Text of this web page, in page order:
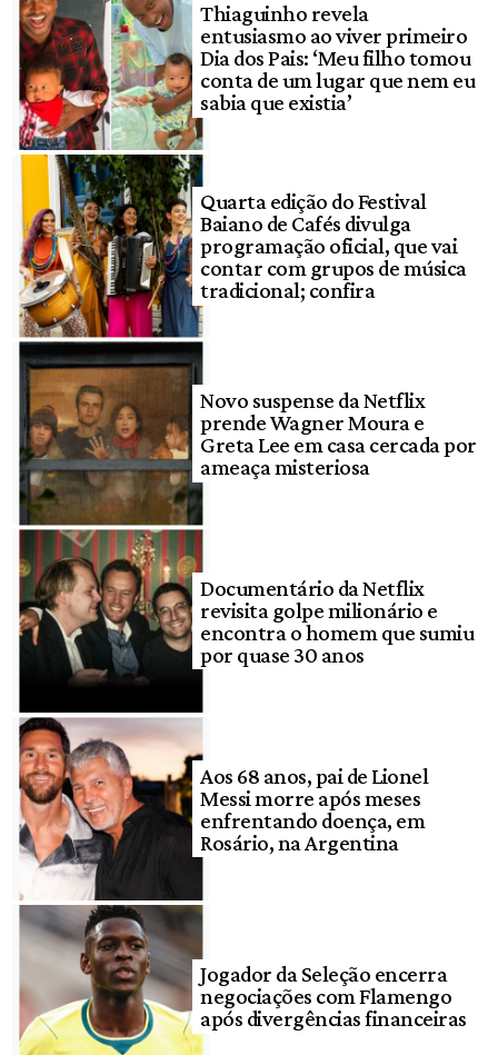
Thiaguinho revela
entusiasmo ao viver primeiro
Dia dos Pais: ‘Meu filho tomou
conta de um lugar que nem eu
sabia que existia’
Quarta edição do Festival
Baiano de Cafés divulga
programação oficial, que vai
contar com grupos de música
tradicional; confira
Novo suspense da Netflix
prende Wagner Moura e
Greta Lee em casa cercada por
ameaça misteriosa
Documentário da Netflix
revisita golpe milionário e
encontra o homem que sumiu
por quase 30 anos
Aos 68 anos, pai de Lionel
Messi morre após meses
enfrentando doença, em
Rosário, na Argentina
Jogador da Seleção encerra
negociações com Flamengo
após divergências financeiras